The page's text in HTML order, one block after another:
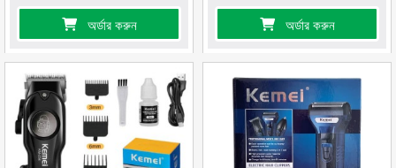
অর্ডার করুন অর্ডার করুন